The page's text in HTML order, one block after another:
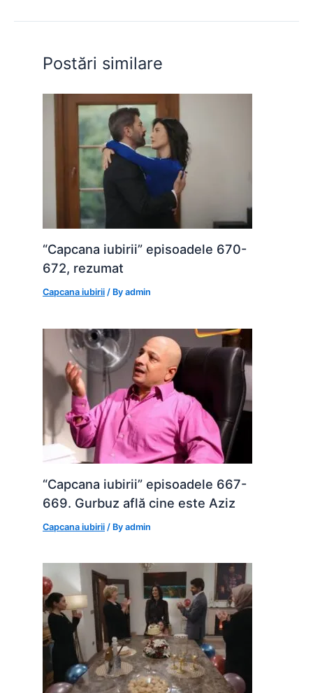
o
o
k
p
p
n
g
er
Postări similare
“Capcana iubirii” episoadele 670-
672, rezumat
Capcana iubirii / Byadmin
“Capcana iubirii” episoadele 667-
669. Gurbuz află cine este Aziz
Capcana iubirii / Byadmin